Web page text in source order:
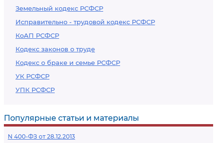
Земельный кодекс РСФСР
Исправительно - трудовой кодекс РСФСР
КоАП РСФСР
Кодекс законов о труде
Кодекс о браке и семье РСФСР
УК РСФСР
УПК РСФСР
Популярные статьи и материалы
N 400-ФЗ от 28.12.2013